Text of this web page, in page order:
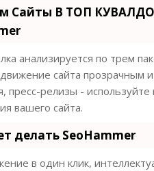
Сайты В ТОП
анализируется по трем
сайта прозрачным
пресс-релизы -
вашего сайта.
делать SeoHammer
в один клик,